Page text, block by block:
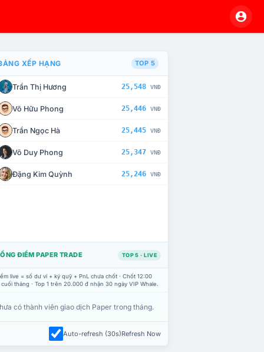
CHẾ TÀI XỬ LÝ VI PHẠM
XẾP HẠNG TOP 5
Trần Thị Hương 25,548 VNĐ
Võ Hữu Phong 25,446 VNĐ
Trần Ngọc Hà 25,445 VNĐ
Võ Duy Phong 25,347 VNĐ
Đặng Kim Quỳnh 25,246 VNĐ
ĐIỂM PAPER TRADE TOP 5 · LIVE
live = số dư ví + ký quỹ + PnL chưa chốt · Chốt 12:00
tháng · Top 1 trên 20.000 đ nhận 30 ngày VIP Whale.
có thành viên giao dịch Paper trong tháng.
Auto-refresh (30s)Refresh Now